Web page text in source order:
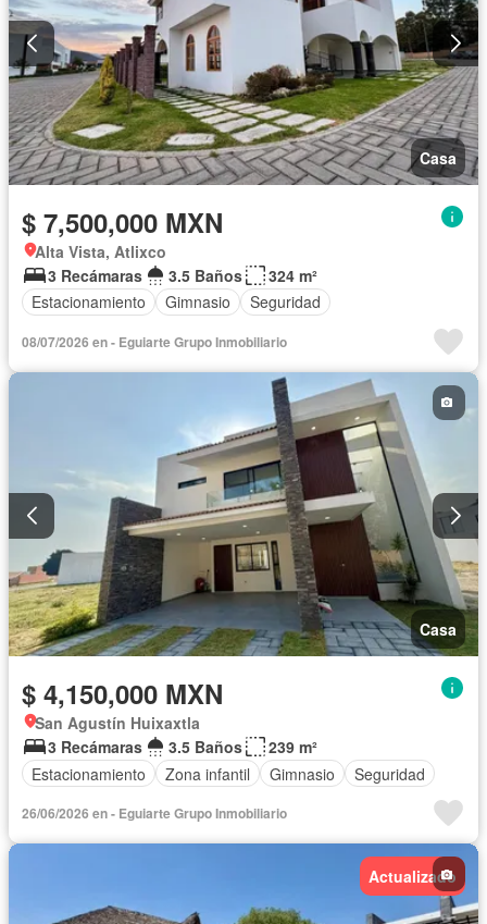
Casa
$ 7,500,000 MXN
Alta Vista, Atlixco
3 Recámaras
3.5 Baños
324 m²
Estacionamiento
Gimnasio Seguridad
08/07/2026 en - Eguiarte Grupo Inmobiliario
Casa
$ 4,150,000 MXN
San Agustín Huixaxtla
3 Recámaras
3.5 Baños
239 m²
Estacionamiento
Zona infantil Gimnasio Seguridad
26/06/2026 en - Eguiarte Grupo Inmobiliario
Actualizado